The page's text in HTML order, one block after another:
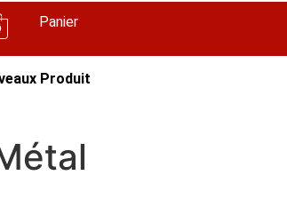
Panier
Produit